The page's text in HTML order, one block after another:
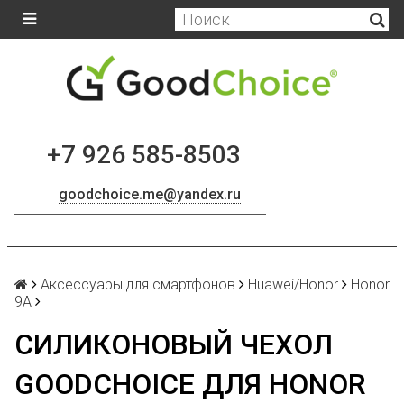
+7 926 585-8503
goodchoice.me@yandex.ru
Аксессуары для смартфонов Huawei/Honor
Honor
9A
СИЛИКОНОВЫЙ ЧЕХОЛ
GOODCHOICE ДЛЯ HONOR